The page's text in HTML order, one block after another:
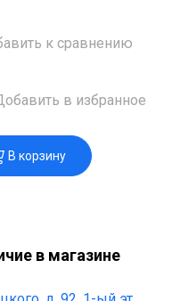
к сравнению
в избранное
В корзину
в магазине